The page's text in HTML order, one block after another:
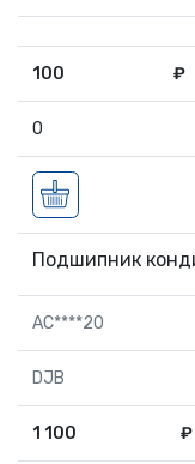
100 ₽
0
Подшипник
AC****20
DJB
1 100 ₽